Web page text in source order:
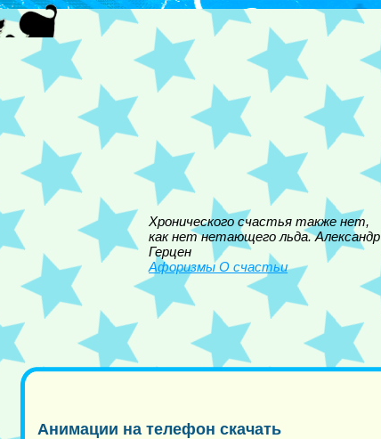
Хронического счастья также нет,
как нет нетающего льда. Александр
Герцен
Афоризмы О счастьи
Анимации на телефон скачать